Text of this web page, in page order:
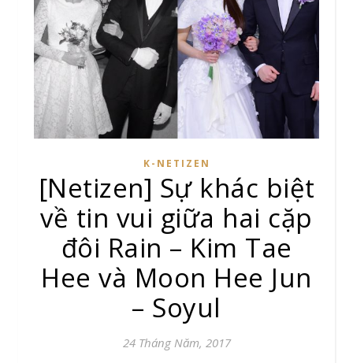
K-NETIZEN
[Netizen] Sự khác biệt
về tin vui giữa hai cặp
đôi Rain – Kim Tae
Hee và Moon Hee Jun
– Soyul
24 Tháng Năm, 2017